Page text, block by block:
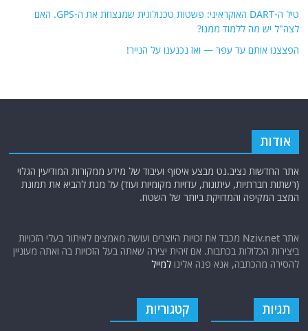
טיל ה-DART האוקראיני: פשטות טכנולוגית שמנצחת את ה-GPS. האם
לצה"ל יש מה ללמוד ממנו?
הפצצנו אותם עד עפר — ואז נכנענו על הנייר!
אודות
אתר החדשות נציב.נט מבצע איסוף ועיבוד של מידע ממקורות המודיעין הגלוי
(רשתות חברתיות, עיתונות, עדויות מקומיות ועוד) על מנת להביא את תמונת
המצב המקיפה והמדויקת ביותר של השטח.
אתר Nziv.net מכבד את זכויות היוצרים ועושה מאמצים לאיתור בעלי הזכויות
ביצירות הכלולות בכתבות. אם זיהית יצירה שאתה בעל הזכויות בה ואתה מעוניין
להסירה מהכתבה, אנא פנה אלינולמייל
תגיות קטגוריות